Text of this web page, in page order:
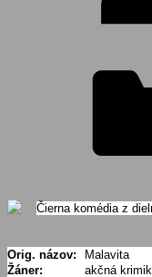
Čierna komédia z
Orig. názov:
Malavita
Žáner:
akčná